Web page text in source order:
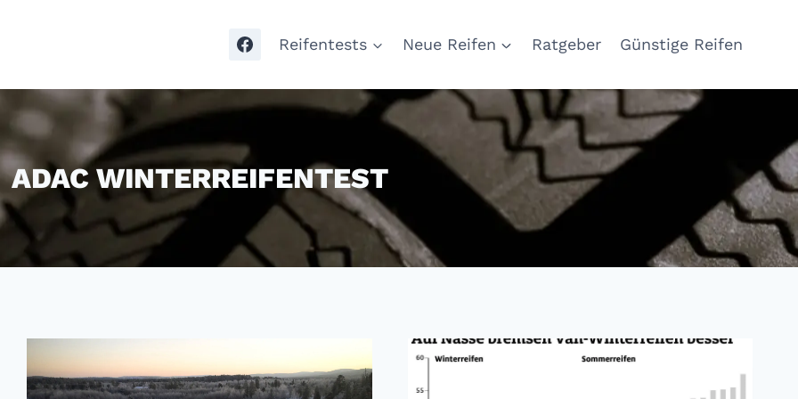
Reifentests Neue Reifen Ratgeber Günstige Reifen
ADAC WINTERREIFENTEST